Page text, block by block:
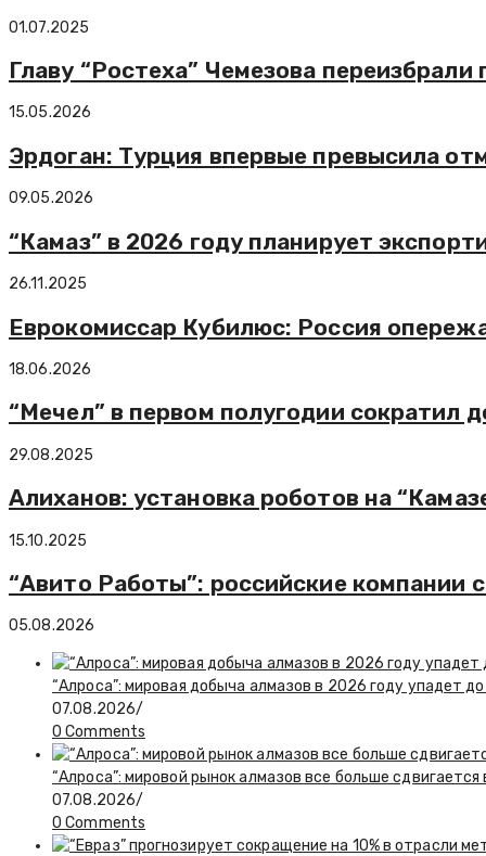
01.07.2025
Главу “Ростеха” Чемезова
15.05.2026
Эрдоган: Турция впервые превысила
09.05.2026
“Камаз” в 2026 году планирует
26.11.2025
Еврокомиссар Кубилюс: Россия
18.06.2026
“Мечел” в первом полугодии сократил
29.08.2025
Алиханов: установка роботов на
15.10.2025
“Авито Работы”: российские компании
05.08.2026
“Алроса”: мировая добыча алмазов в 2026 году упадет
07.08.2026/
0 Comments
“Алроса”: мировой рынок алмазов все больше
07.08.2026/
0 Comments